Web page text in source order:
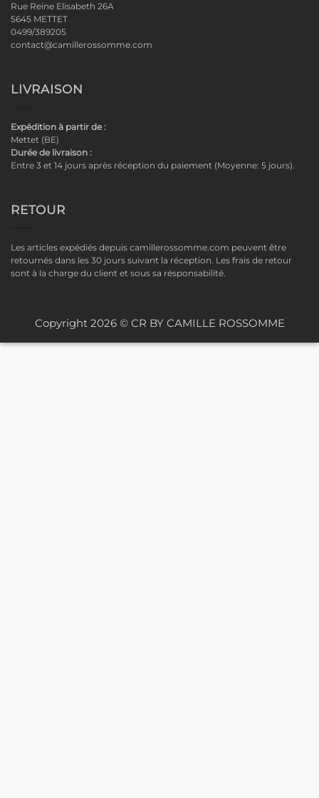
Rue Reine Elisabeth 26A
5645 METTET
0499/389205
contact@camillerossomme.com
LIVRAISON
Expédition à partir de :
Mettet (BE)
Durée de livraison :
Entre 3 et 14 jours après réception du paiement (Moyenne: 5 jours).
RETOUR
Les articles expédiés depuis camillerossomme.com peuvent être
retournés dans les 30 jours suivant la réception. Les frais de retour
sont à la charge du client et sous sa résponsabilité.
Copyright 2026 © CR BY CAMILLE ROSSOMME